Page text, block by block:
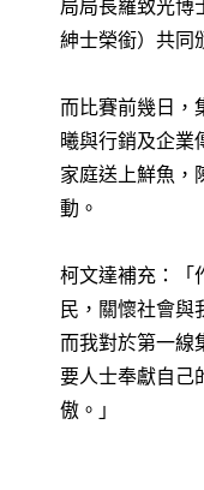
局局長羅致光博
紳士榮銜）共同
而比賽前幾日，
曦與行銷及企業
家庭送上鮮魚，
動。
柯文達補充：「
民，關懷社會與
而我對於第一線
要人士奉獻自己
傲。」